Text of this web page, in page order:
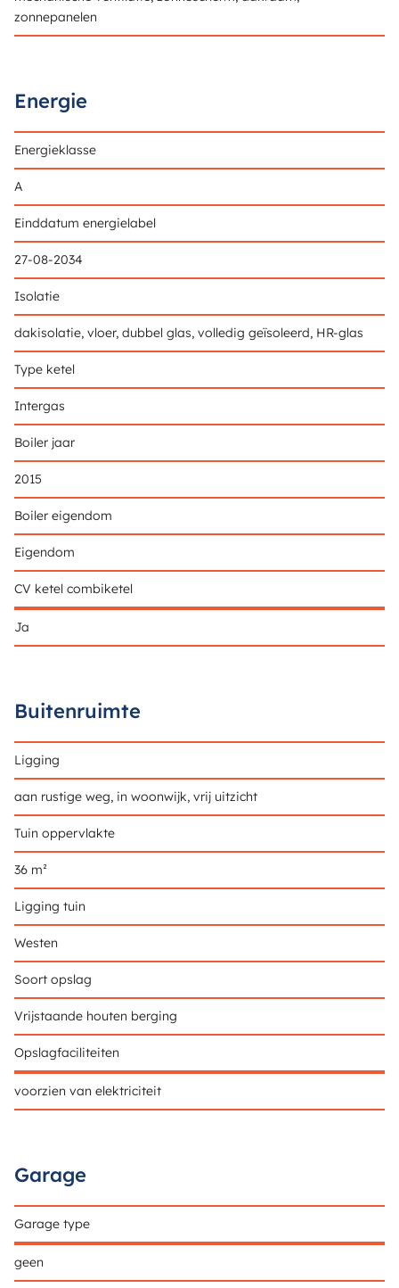
zonnepanelen
Energie
Energieklasse
A
Einddatum energielabel
27-08-2034
Isolatie
dakisolatie, vloer, dubbel glas, volledig geïsoleerd, HR-glas
Type ketel
Intergas
Boiler jaar
2015
Boiler eigendom
Eigendom
CV ketel combiketel
Ja
Buitenruimte
Ligging
aan rustige weg, in woonwijk, vrij uitzicht
Tuin oppervlakte
36 m²
Ligging tuin
Westen
Soort opslag
Vrijstaande houten berging
Opslagfaciliteiten
voorzien van elektriciteit
Garage
Garage type
geen